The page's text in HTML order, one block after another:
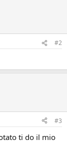
#2
#3
ti do il mio